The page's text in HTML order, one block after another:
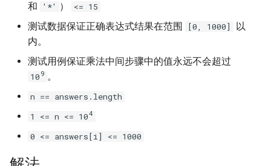
34. 二叉树中和为某一值的路
35. 复杂链表的复制
36. 二叉搜索树与双向链表
38. 字符串的排列
31. 最近最少使用缓存
32. 有效的变位词
33. 变位词组
34. 外星语言是否排序
35. 最小时间差
5.2. 二进制数转字符串
5.3. 翻转数位
5.4. 下一个数
5.6. 整数转换
5.8. 绘制直线
和 '*' ） <= 15
测试数据保证正确表达式结果在范围 [0, 1000]
以
内。
测试用例保证乘法中间步骤中的值永远不会超过
10 9 。
n == answers.length
1 <= n <= 104
0 <= answers[i] <= 1000